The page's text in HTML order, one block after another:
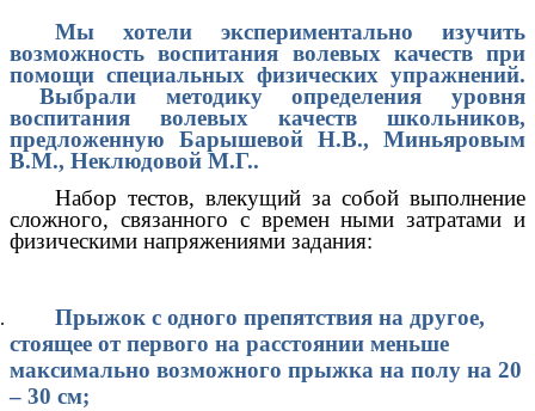
Мы хотели экспериментально изучить
возможность воспитания волевых качеств при
помощи специальных физических упражнений.
Выбрали методику определения уровня
воспитания волевых качеств школьников,
предложенную Барышевой Н.В., Миньяровым
В.М., Неклюдовой М.Г..
Набор тестов, влекущий за собой выполнение
сложного, связанного с времен ными затратами и
физическими напряжениями задания:
Прыжок с одного препятствия на другое,
стоящее от первого на расстоянии меньше
максимально возможного прыжка на полу на 20
– 30 см;